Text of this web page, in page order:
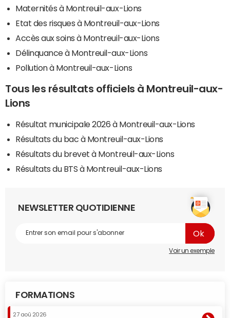
Maternités à Montreuil-aux-Lions
Etat des risques à Montreuil-aux-Lions
Accès aux soins à Montreuil-aux-Lions
Délinquance à Montreuil-aux-Lions
Pollution à Montreuil-aux-Lions
Tous les résultats officiels à Montreuil-aux-
Lions
Résultat municipale 2026 à Montreuil-aux-Lions
Résultats du bac à Montreuil-aux-Lions
Résultats du brevet à Montreuil-aux-Lions
Résultats du BTS à Montreuil-aux-Lions
NEWSLETTER QUOTIDIENNE
Voir un exemple
FORMATIONS
27 aoû 2026